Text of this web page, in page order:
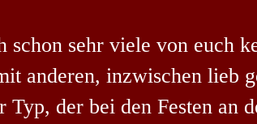
sehr viele von euch
anderen, inzwischen lieb
Typ, der bei den Festen an